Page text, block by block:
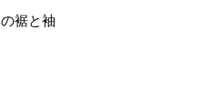
裾と袖